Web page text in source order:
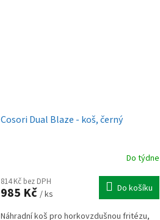
Cosori Dual Blaze - koš, černý
Do týdne
814 Kč bez DPH
985 Kč / ks Do košíku
Náhradní koš pro horkovzdušnou fritézu,